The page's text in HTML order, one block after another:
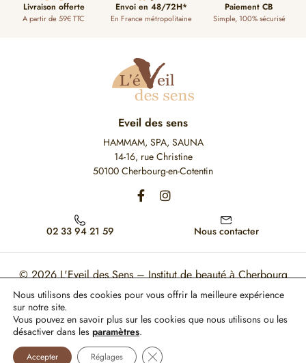
Livraison offerte
A partir de 59€ TTC
Envoi en 48/72H*
En France métropolitaine
Paiement CB
Simple, 100% sécurisé
Eveil des sens
HAMMAM, SPA, SAUNA
14-16, rue Christine
50100 Cherbourg-en-Cotentin
02 33 94 21 59 Nous contacter
© 2026L'Eveil des Sens – Institut de beauté à Cherbourg
Mon Compte Mentions légales CGV
Ce site est protégé par reCAPTCHA. Les règles de confidentialité et les conditions
d'utilisation de Google s'appliquent.
Paiement 100% sécurisé
Nous utilisons des cookies pour vous offrir la meilleure expérience
sur notre site.
Vous pouvez en savoir plus sur les cookies que nous utilisons ou les
désactiver dans les paramètres.
Accepter Réglages Fermer la bannière des cookies